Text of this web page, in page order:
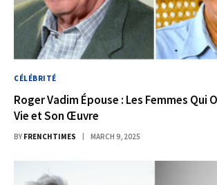
CÉLÉBRITÉ
Roger Vadim Épouse : Les Femmes Qui
Vie et Son Œuvre
BY FRENCHTIMES MARCH 9, 2025